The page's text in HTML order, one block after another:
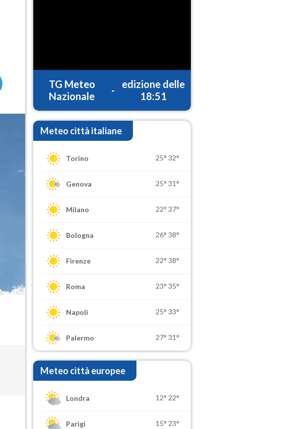
TG Meteo
Nazionale
-
edizione delle
18:51
Meteo città italiane
Torino 25° 32°
Genova 25° 31°
Milano 22° 37°
Bologna 26° 38°
Firenze 22° 38°
Roma 23° 35°
Napoli 25° 33°
Palermo 27° 31°
Meteo città europee
Londra 12° 22°
Parigi 15° 23°